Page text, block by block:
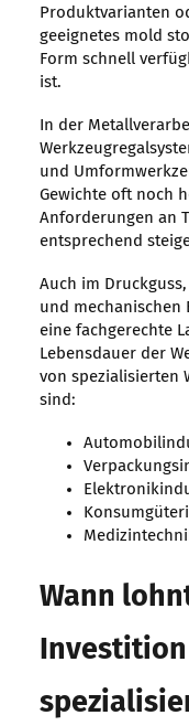
Produktvarianten
geeignetes mold
Form schnell
ist.
In der
und
Gewichte oft noch
Anforderungen an
entsprechend
Auch im
und mechanischen
eine fachgerechte
Lebensdauer der
von spezialisierten
sind:
Wann